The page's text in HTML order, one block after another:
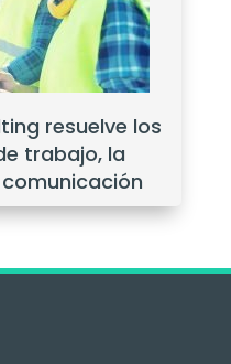
resuelve los
trabajo, la